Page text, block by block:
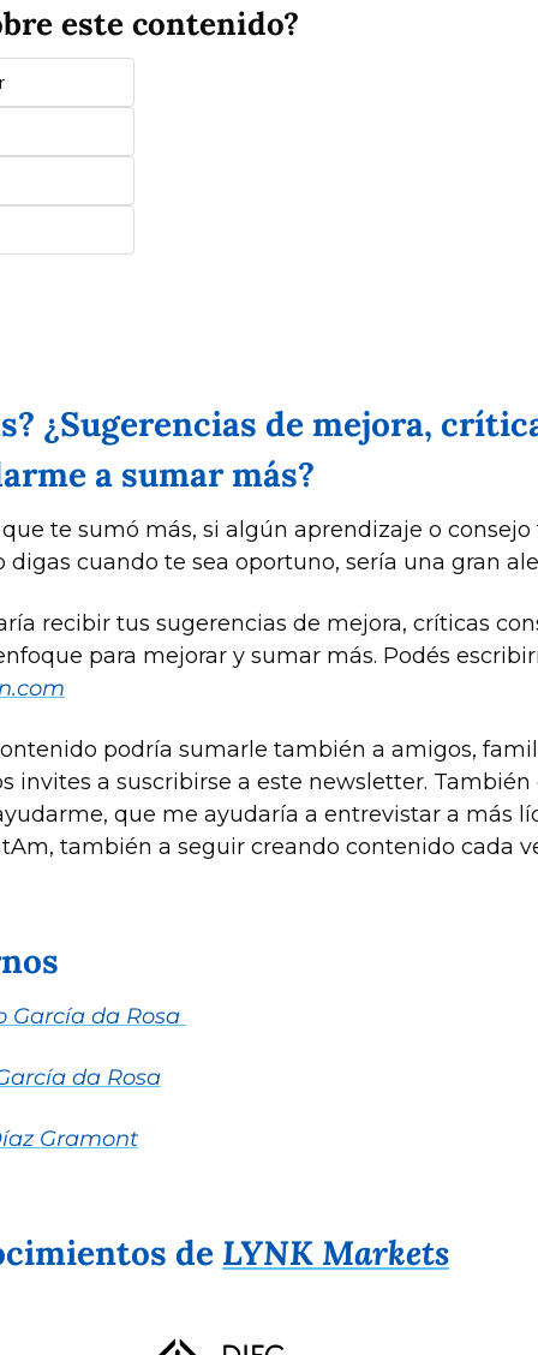
este contenido?
¿Sugerencias de mejora,
a sumar más?
te sumó más, si algún aprendizaje o
recibir tus sugerencias de mejora, críticas
podría sumarle también a amigos,
invites a suscribirse a este newsletter.
que me ayudaría a entrevistar a más
también a seguir creando contenido cada
García da Rosa
da Rosa
Gramont
de LYNK Markets